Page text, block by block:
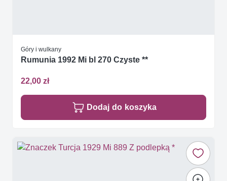
Góry i wulkany
Rumunia 1992 Mi bl 270 Czyste **
22,00 zł
Dodaj do koszyka